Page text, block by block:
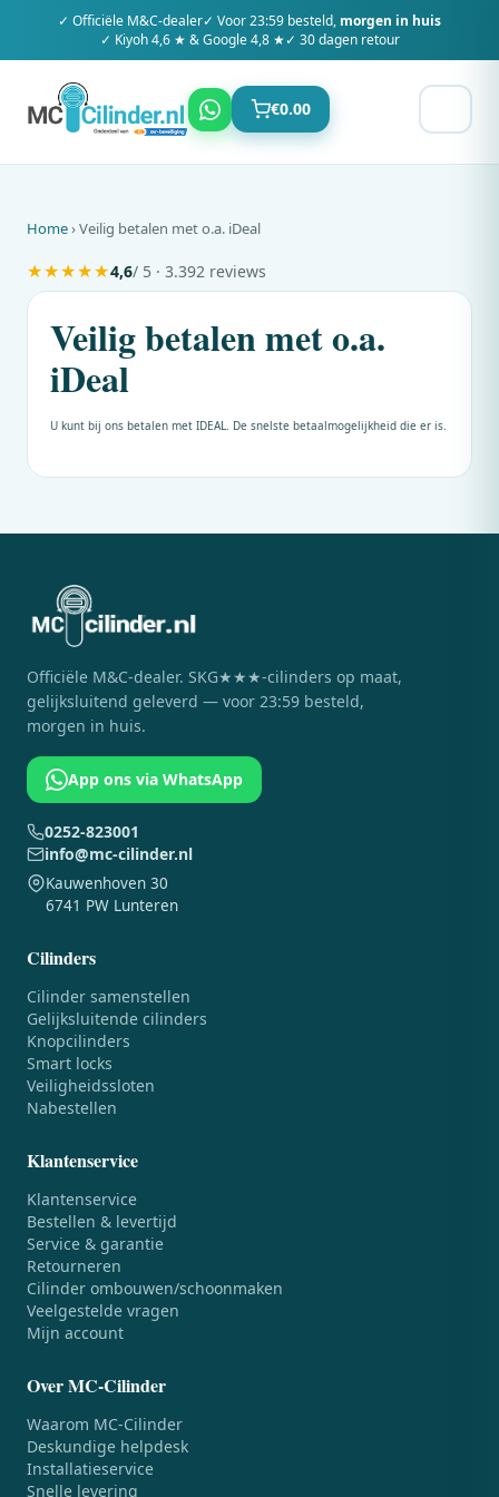
✓ Officiële M&C-dealer✓ Voor 23:59 besteld, morgen in huis
✓ Kiyoh 4,6 ★ & Google 4,8 ★✓ 30 dagen retour
€0.00
Home› Veilig betalen met o.a. iDeal
★★★★★4,6/ 5 · 3.392 reviews
Veilig betalen met o.a.
iDeal
U kunt bij ons betalen met IDEAL. De snelste betaalmogelijkheid die er is.
Officiële M&C-dealer. SKG★★★-cilinders op maat,
gelijksluitend geleverd — voor 23:59 besteld,
morgen in huis.
App ons via WhatsApp
0252-823001
info@mc-cilinder.nl
Kauwenhoven 30
6741 PW Lunteren
Cilinders
Cilinder samenstellen
Gelijksluitende cilinders
Knopcilinders
Smart locks
Veiligheidssloten
Nabestellen
Klantenservice
Klantenservice
Bestellen & levertijd
Service & garantie
Retourneren
Cilinder ombouwen/schoonmaken
Veelgestelde vragen
Mijn account
Over MC-Cilinder
Waarom MC-Cilinder
Deskundige helpdesk
Installatieservice
Snelle levering